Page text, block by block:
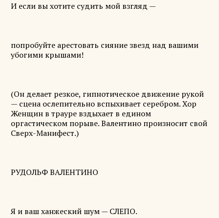
И если вы хотите судить мой взгляд —
попробуйте арестовать сияние звезд над вашими
убогими крышами!
(Он делает резкое, гипнотическое движение рукой
— сцена ослепительно вспыхивает серебром. Хор
Женщин в трауре вздыхает в едином
оргастическом порыве. Валентино произносит свой
Сверх-Манифест.)
РУДОЛЬФ ВАЛЕНТИНО
Я и ваш ханжеский шум — СЛЕПО.